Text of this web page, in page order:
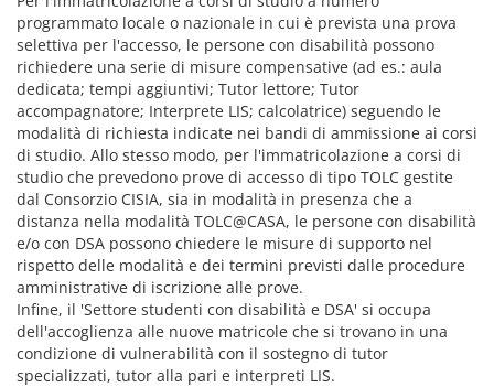
programmato locale o nazionale in cui è prevista una prova
selettiva per l'accesso, le persone con disabilità possono
richiedere una serie di misure compensative (ad es.: aula
dedicata; tempi aggiuntivi; Tutor lettore; Tutor
accompagnatore; Interprete LIS; calcolatrice) seguendo le
modalità di richiesta indicate nei bandi di ammissione ai corsi
di studio. Allo stesso modo, per l'immatricolazione a corsi di
studio che prevedono prove di accesso di tipo TOLC gestite
dal Consorzio CISIA, sia in modalità in presenza che a
distanza nella modalità TOLC@CASA, le persone con disabilità
e/o con DSA possono chiedere le misure di supporto nel
rispetto delle modalità e dei termini previsti dalle procedure
amministrative di iscrizione alle prove.
Infine, il 'Settore studenti con disabilità e DSA' si occupa
dell'accoglienza alle nuove matricole che si trovano in una
condizione di vulnerabilità con il sostegno di tutor
specializzati, tutor alla pari e interpreti LIS.